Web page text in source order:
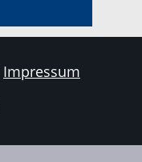
Impressum